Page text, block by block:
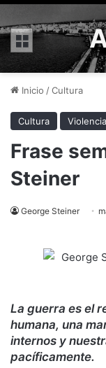
Menú
Inicio /Cultura
Cultura Violencia
Frase
Steiner
George Steiner
La guerra es el
humana, una
internos y
pacíficamente.